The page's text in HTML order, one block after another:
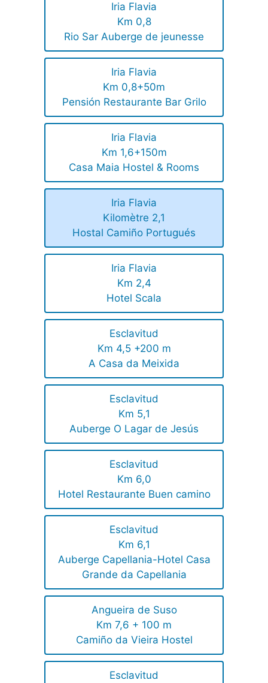
Iria Flavia
Km 0,8
Rio Sar Auberge de jeunesse
Iria Flavia
Km 0,8+50m
Pensión Restaurante Bar Grilo
Iria Flavia
Km 1,6+150m
Casa Maia Hostel & Rooms
Iria Flavia
Kilomètre 2,1
Hostal Camiño Portugués
Iria Flavia
Km 2,4
Hotel Scala
Esclavitud
Km 4,5 +200 m
A Casa da Meixida
Esclavitud
Km 5,1
Auberge O Lagar de Jesús
Esclavitud
Km 6,0
Hotel Restaurante Buen camino
Esclavitud
Km 6,1
Auberge Capellania-Hotel Casa
Grande da Capellania
Angueira de Suso
Km 7,6 + 100 m
Camiño da Vieira Hostel
Esclavitud